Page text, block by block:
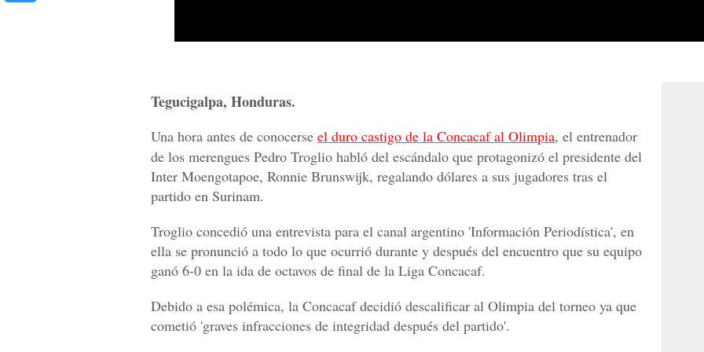
Tegucigalpa, Honduras.
Una hora antes de conocerse el duro castigo de la Concacaf al Olimpia, el entrenador
de los merengues Pedro Troglio habló del escándalo que protagonizó el presidente del
Inter Moengotapoe, Ronnie Brunswijk, regalando dólares a sus jugadores tras el
partido en Surinam.
Troglio concedió una entrevista para el canal argentino 'Información Periodística', en
ella se pronunció a todo lo que ocurrió durante y después del encuentro que su equipo
ganó 6-0 en la ida de octavos de final de la Liga Concacaf.
Debido a esa polémica, la Concacaf decidió descalificar al Olimpia del torneo ya que
cometió 'graves infracciones de integridad después del partido'.